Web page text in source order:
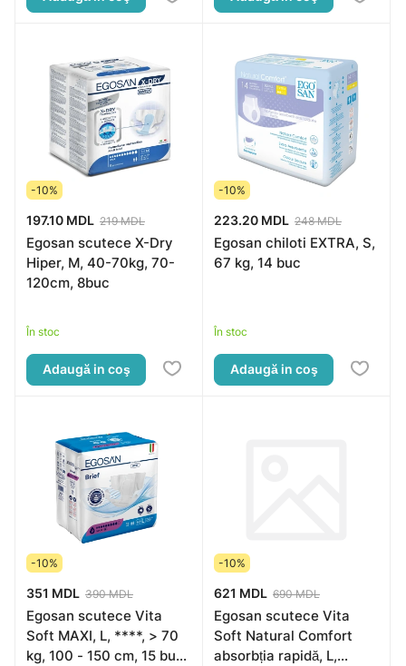
-10%
197.10 MDL 219 MDL
Egosan scutece X-Dry
Hiper, M, 40-70kg, 70-
120cm, 8buc
În stoc
Adaugă in coş
-10%
223.20 MDL 248 MDL
Egosan chiloti EXTRA, S,
67 kg, 14 buc
În stoc
Adaugă in coş
-10%
351 MDL 390 MDL
Egosan scutece Vita
Soft MAXI, L, ****, > 70
kg, 100 - 150 cm, 15 buc
-10%
621 MDL 690 MDL
Egosan scutece Vita
Soft Natural Comfort
absorbția rapidă, L,